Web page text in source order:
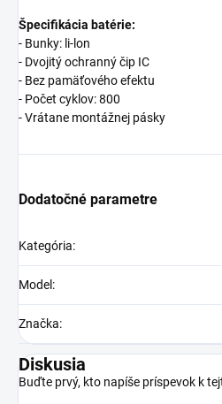
Špecifikácia batérie:
- Bunky: li-lon
- Dvojitý ochranný čip IC
- Bez pamäťového efektu
- Počet cyklov: 800
- Vrátane montážnej pásky
Dodatočné parametre
Kategória:
Model :
Značka:
Diskusia
Buďte prvý, kto napíše príspevok k